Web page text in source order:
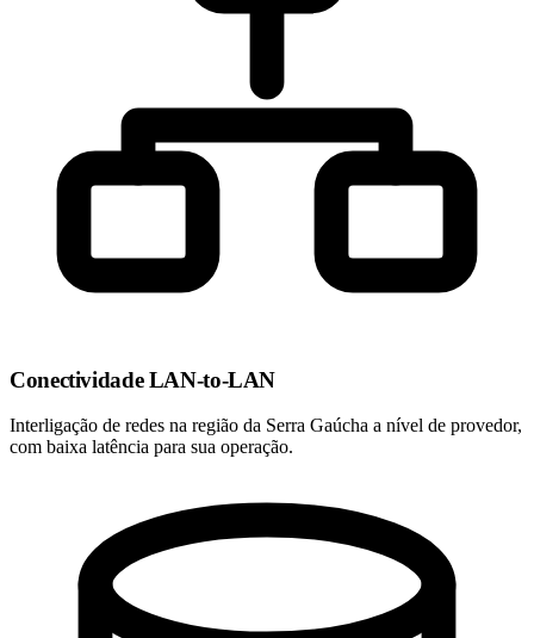
Conectividade LAN-to-LAN
Interligação de redes na região da Serra Gaúcha a nível de provedor,
com baixa latência para sua operação.